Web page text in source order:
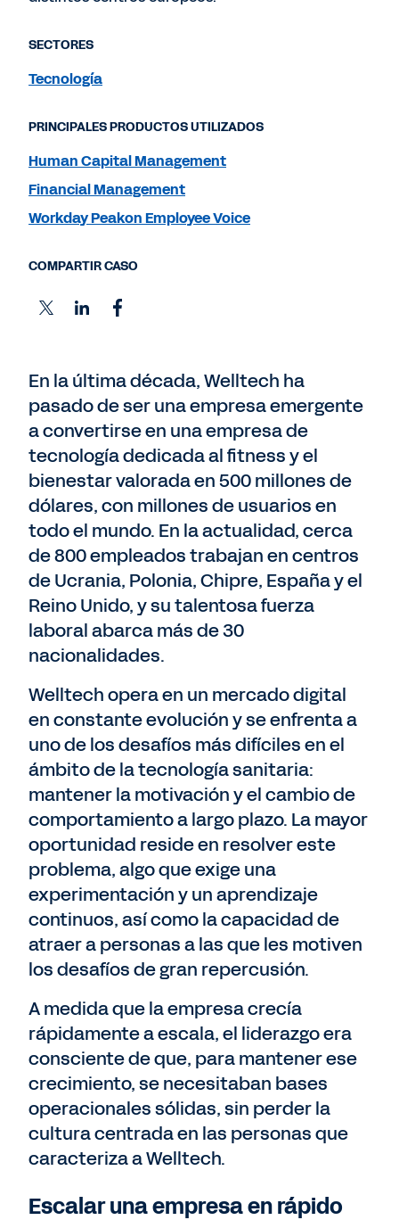
En la última década, Welltech ha
pasado de ser una empresa emergente
a convertirse en una empresa de
tecnología dedicada al fitness y el
bienestar valorada en 500 millones de
dólares, con millones de usuarios en
todo el mundo. En la actualidad, cerca
de 800 empleados trabajan en centros
de Ucrania, Polonia, Chipre, España y el
Reino Unido, y su talentosa fuerza
laboral abarca más de 30
nacionalidades.
Welltech opera en un mercado digital
en constante evolución y se enfrenta a
uno de los desafíos más difíciles en el
ámbito de la tecnología sanitaria:
mantener la motivación y el cambio de
comportamiento a largo plazo. La mayor
oportunidad reside en resolver este
problema, algo que exige una
experimentación y un aprendizaje
continuos, así como la capacidad de
atraer a personas a las que les motiven
los desafíos de gran repercusión.
A medida que la empresa crecía
rápidamente a escala, el liderazgo era
consciente de que, para mantener ese
crecimiento, se necesitaban bases
operacionales sólidas, sin perder la
cultura centrada en las personas que
caracteriza a Welltech.
Escalar una empresa en rápido
SECTORES
Tecnología
PRINCIPALES PRODUCTOS UTILIZADOS
Human Capital Management
Financial Management
Workday Peakon Employee Voice
COMPARTIR CASO